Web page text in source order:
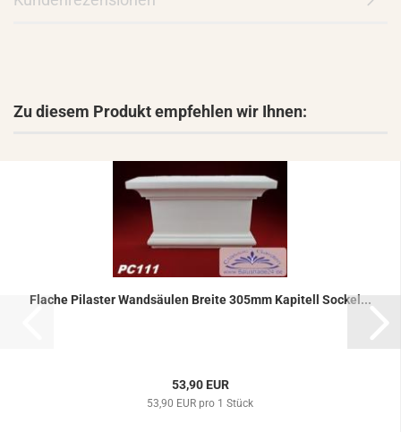
Zu diesem Produkt empfehlen wir Ihnen:
Fla­che Pi­las­ter Wand­säu­len Brei­te 305mm Ka­pi­tell So­ckel...
53,90 EUR
53,90 EUR pro 1 Stück